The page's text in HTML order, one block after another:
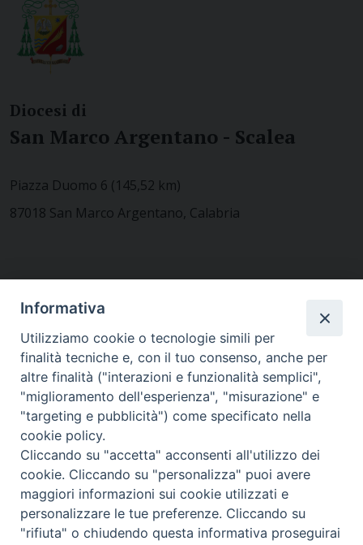
Diocesi di
San Marco Argentano - Scalea
Piazza Duomo 6 (145,52 km)
87018 San Marco Argentano, Calabria
MODULISTICA
WEBMAIL
RENDICONTO 8X1000
Informativa
Utilizziamo cookie o tecnologie simili per
finalità tecniche e, con il tuo consenso, anche per
altre finalità ("interazioni e funzionalità semplici",
"miglioramento dell'esperienza", "misurazione" e
"targeting e pubblicità") come specificato nella
cookie policy.
Cliccando su "accetta" acconsenti all'utilizzo dei
cookie. Cliccando su "personalizza" puoi avere
maggiori informazioni sui cookie utilizzati e
personalizzare le tue preferenze. Cliccando su
"rifiuta" o chiudendo questa informativa proseguirai